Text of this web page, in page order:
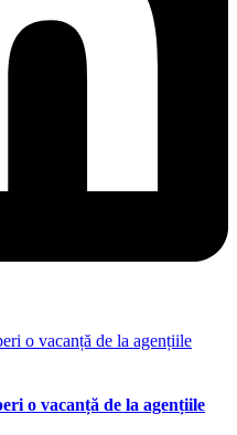
o vacanță de la agențiile